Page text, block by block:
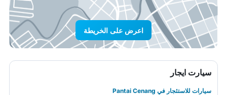
اعرض على الخريطة
سيارت ايجار
سيارات للاستئجار في Pantai Cenang